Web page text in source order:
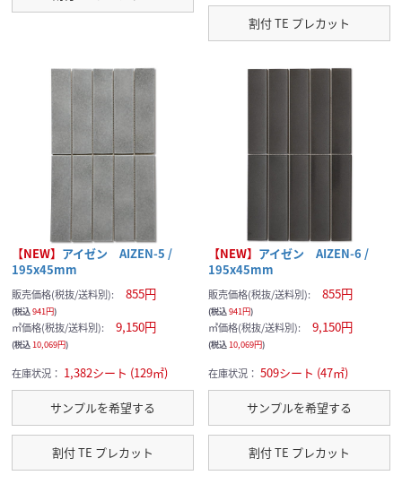
割付 TE プレカット
【NEW】 アイゼン AIZEN-5 /
195x45mm
販売価格(税抜/送料別): 855円
(税込941円)
㎡価格(税抜/送料別): 9,150円
(税込10,069円)
在庫状況： 1,382シート (129㎡)
サンプルを希望する
割付 TE プレカット
【NEW】 アイゼン AIZEN-6 /
195x45mm
販売価格(税抜/送料別): 855円
(税込941円)
㎡価格(税抜/送料別): 9,150円
(税込10,069円)
在庫状況： 509シート (47㎡)
サンプルを希望する
割付 TE プレカット